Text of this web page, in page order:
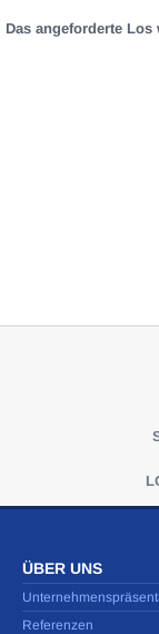
Das angeforderte
ÜBER UNS
Referenzen